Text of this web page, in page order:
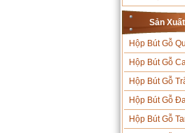
Sản
Hộp Bút Gỗ
Hộp Bút Gỗ
Hộp Bút Gỗ
Hộp Bút Gỗ
Hộp Bút Gỗ